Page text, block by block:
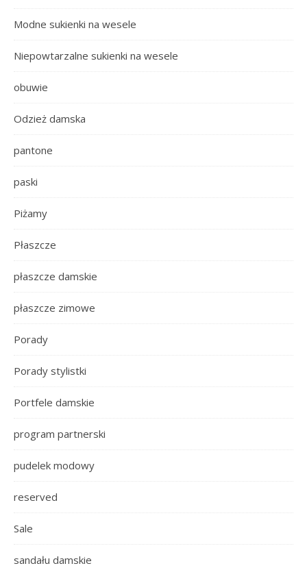
Modne sukienki na wesele
Niepowtarzalne sukienki na wesele
obuwie
Odzież damska
pantone
paski
Piżamy
Płaszcze
płaszcze damskie
płaszcze zimowe
Porady
Porady stylistki
Portfele damskie
program partnerski
pudelek modowy
reserved
Sale
sandału damskie